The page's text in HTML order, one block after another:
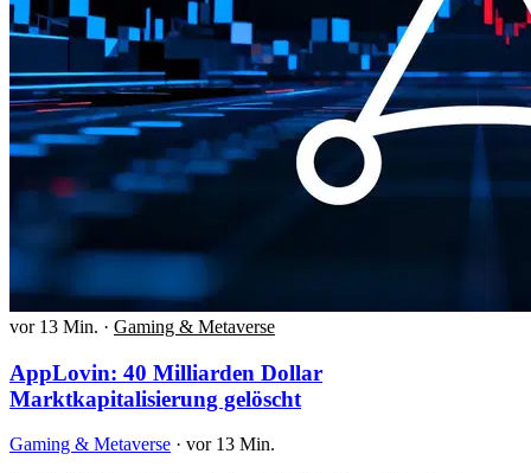
vor 13 Min. · Gaming & Metaverse
AppLovin: 40 Milliarden Dollar
Marktkapitalisierung gelöscht
Gaming & Metaverse · vor 13 Min.